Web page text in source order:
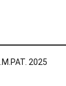
2025